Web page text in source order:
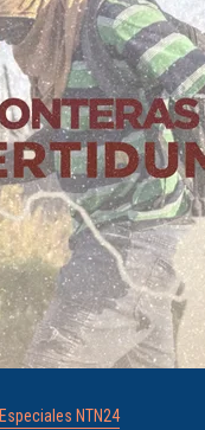
Especiales NTN24